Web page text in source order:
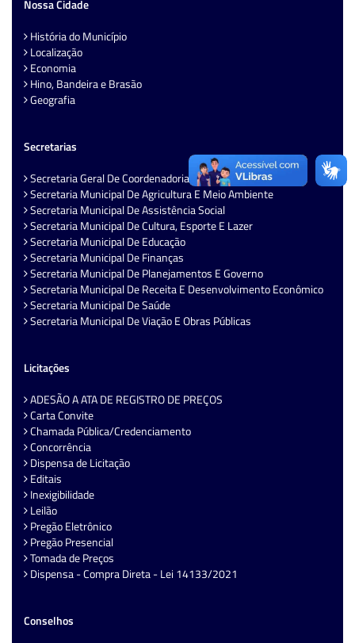
Nossa Cidade
História do Município
Localização
Economia
Hino, Bandeira e Brasão
Geografia
Secretarias
Secretaria Geral De Coordenadoria Administrativa
Secretaria Municipal De Agricultura E Meio Ambiente
Secretaria Municipal De Assistência Social
Secretaria Municipal De Cultura, Esporte E Lazer
Secretaria Municipal De Educação
Secretaria Municipal De Finanças
Secretaria Municipal De Planejamentos E Governo
Secretaria Municipal De Receita E Desenvolvimento Econômico
Secretaria Municipal De Saúde
Secretaria Municipal De Viação E Obras Públicas
Licitações
ADESÃO A ATA DE REGISTRO DE PREÇOS
Carta Convite
Chamada Pública/Credenciamento
Concorrência
Dispensa de Licitação
Editais
Inexigibilidade
Leilão
Pregão Eletrônico
Pregão Presencial
Tomada de Preços
Dispensa - Compra Direta - Lei 14133/2021
Conselhos